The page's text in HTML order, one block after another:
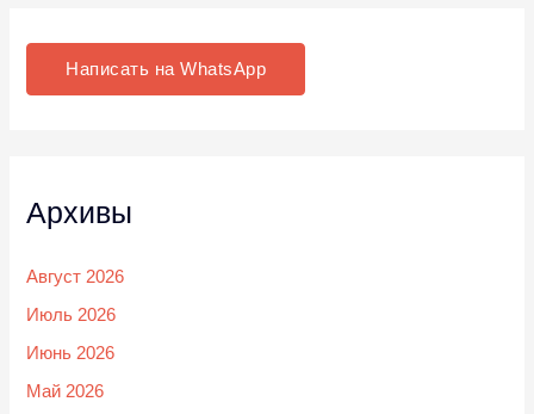
Написать на WhatsApp
Архивы
Август 2026
Июль 2026
Июнь 2026
Май 2026